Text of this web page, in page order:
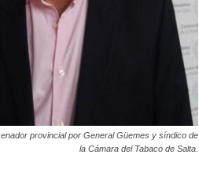
provincial por General Güemes y síndico de
la Cámara del Tabaco de Salta.